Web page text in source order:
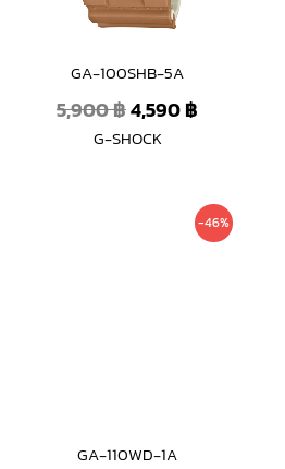
GA-100SHB-5A
5,900฿4,590฿
G-SHOCK
-46%
GA-110WD-1A
OriginalCurrent
price